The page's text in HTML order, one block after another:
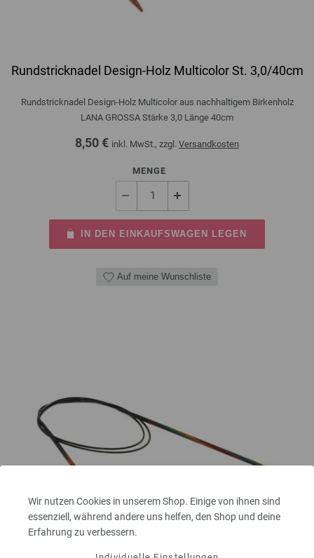
Wir nutzen Cookies in unserem Shop. Einige von ihnen sind
essenziell, während andere uns helfen, den Shop und deine
Erfahrung zu verbessern.
Rundstricknadel Design-Holz Multicolor St. 3,0/40cm
Rundstricknadel Design-Holz Multicolor aus nachhaltigem Birkenholz
LANA GROSSA Stärke 3,0 Länge 40cm
8,50 € inkl. MwSt., zzgl. Versandkosten
MENGE
IN DEN EINKAUFSWAGEN LEGEN
Auf meine Wunschliste